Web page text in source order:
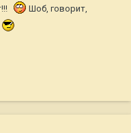
Шоб, говорит,